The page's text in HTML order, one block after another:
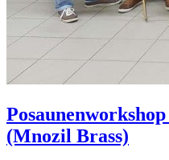
(Mnozil Brass)